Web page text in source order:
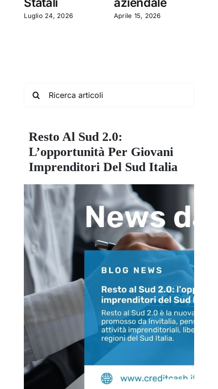
Luglio 24, 2026 Aprile 15, 2026
Resto Al Sud 2.0:
L’opportunità Per Giovani
Imprenditori Del Sud Italia